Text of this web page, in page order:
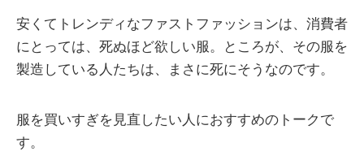
安くてトレンディなファストファッションは、消費者
にとっては、死ぬほど欲しい服。ところが、その服を
製造している人たちは、まさに死にそうなのです。
服を買いすぎを見直したい人におすすめのトークで
す。